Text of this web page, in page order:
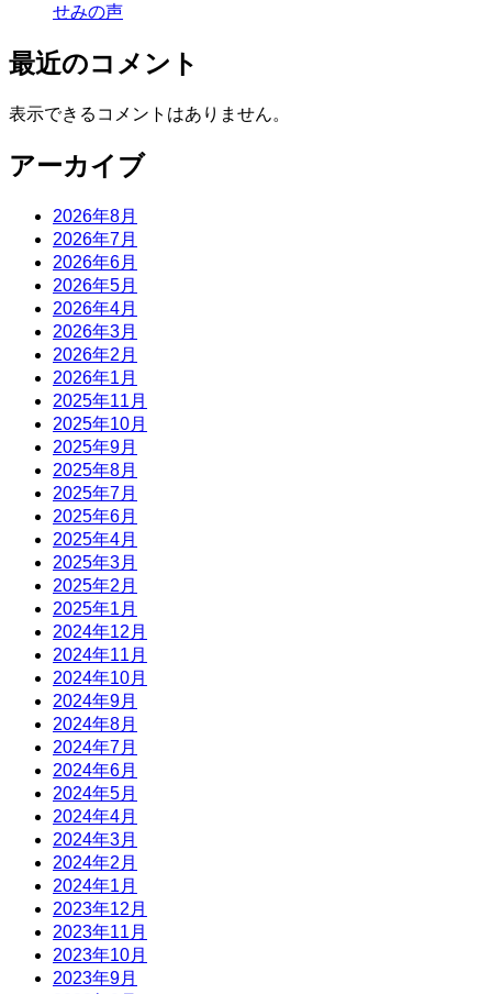
せみの声
最近のコメント
表示できるコメントはありません。
アーカイブ
2026年8月
2026年7月
2026年6月
2026年5月
2026年4月
2026年3月
2026年2月
2026年1月
2025年11月
2025年10月
2025年9月
2025年8月
2025年7月
2025年6月
2025年4月
2025年3月
2025年2月
2025年1月
2024年12月
2024年11月
2024年10月
2024年9月
2024年8月
2024年7月
2024年6月
2024年5月
2024年4月
2024年3月
2024年2月
2024年1月
2023年12月
2023年11月
2023年10月
2023年9月